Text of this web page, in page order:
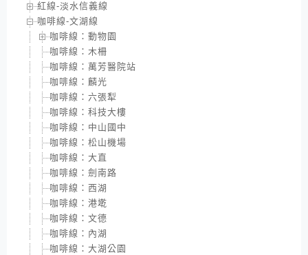
紅線-淡水信義線
咖啡線-文湖線
咖啡線：動物園
咖啡線：木柵
咖啡線：萬芳醫院站
咖啡線：麟光
咖啡線：六張犁
咖啡線：科技大樓
咖啡線：中山國中
咖啡線：松山機場
咖啡線：大直
咖啡線：劍南路
咖啡線：西湖
咖啡線：港墘
咖啡線：文德
咖啡線：內湖
咖啡線：大湖公園